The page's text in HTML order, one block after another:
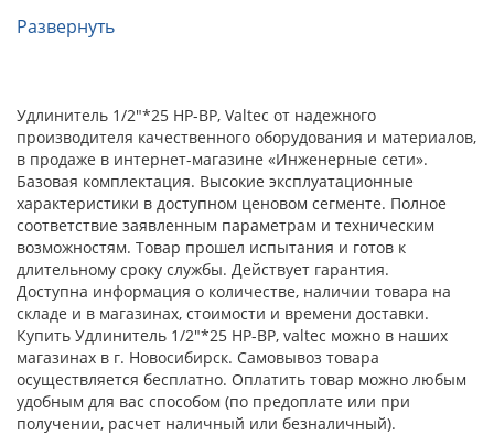
Развернуть
Удлинитель 1/2"*25 НР-ВР, Valtec от надежного
производителя качественного оборудования и материалов,
в продаже в интернет-магазине «Инженерные сети».
Базовая комплектация. Высокие эксплуатационные
характеристики в доступном ценовом сегменте. Полное
соответствие заявленным параметрам и техническим
возможностям. Товар прошел испытания и готов к
длительному сроку службы. Действует гарантия.
Доступна информация о количестве, наличии товара на
складе и в магазинах, стоимости и времени доставки.
Купить Удлинитель 1/2"*25 НР-ВР, valtec можно в наших
магазинах в г. Новосибирск. Самовывоз товара
осуществляется бесплатно. Оплатить товар можно любым
удобным для вас способом (по предоплате или при
получении, расчет наличный или безналичный).